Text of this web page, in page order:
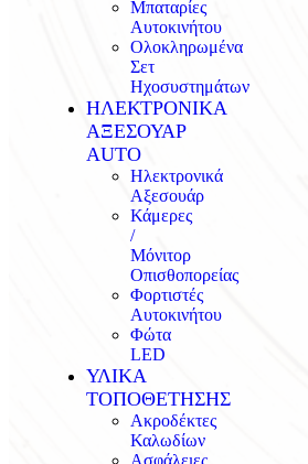
Μπαταρίες
Αυτοκινήτου
Ολοκληρωμένα
Σετ
Ηχοσυστημάτων
ΗΛΕΚΤΡΟΝΙΚΑ
ΑΞΕΣΟΥΑΡ
AUTO
Ηλεκτρονικά
Αξεσουάρ
Κάμερες
/
Μόνιτορ
Οπισθοπορείας
Φορτιστές
Αυτοκινήτου
Φώτα
LED
ΥΛΙΚΑ
ΤΟΠΟΘΕΤΗΣΗΣ
Ακροδέκτες
Καλωδίων